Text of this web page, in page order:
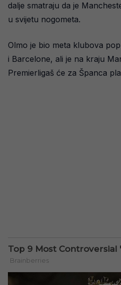
dalje smatraju da je
u svijetu nogometa.
Olmo je bio meta klubova
i Barcelone, ali je na kraju
Premierligaš će za Španca